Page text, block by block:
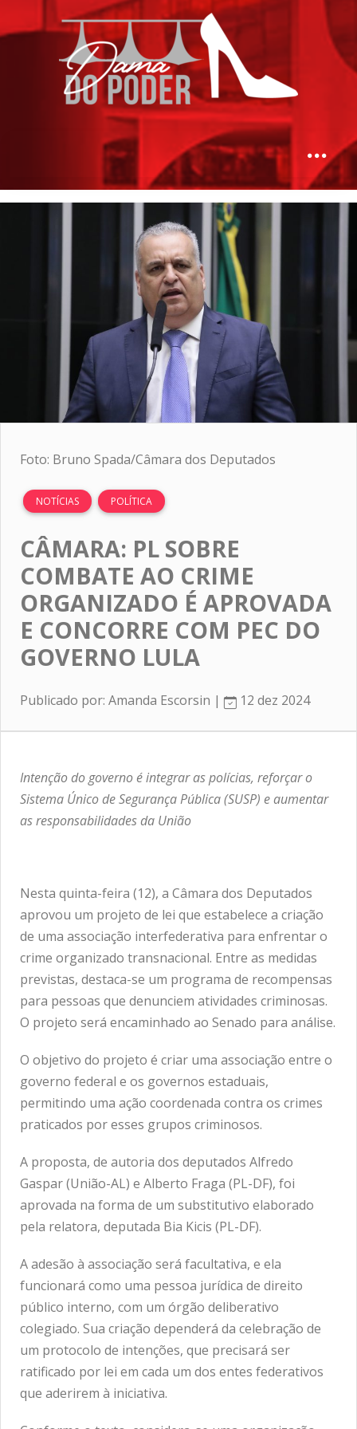
Foto: Bruno Spada/Câmara dos Deputados
NOTÍCIAS POLÍTICA
CÂMARA: PL SOBRE
COMBATE AO CRIME
ORGANIZADO É APROVADA
E CONCORRE COM PEC DO
GOVERNO LULA
Publicado por: Amanda Escorsin | 12 dez 2024
Intenção do governo é integrar as polícias, reforçar o
Sistema Único de Segurança Pública (SUSP) e aumentar
as responsabilidades da União
Nesta quinta-feira (12), a Câmara dos Deputados
aprovou um projeto de lei que estabelece a criação
de uma associação interfederativa para enfrentar o
crime organizado transnacional. Entre as medidas
previstas, destaca-se um programa de recompensas
para pessoas que denunciem atividades criminosas.
O projeto será encaminhado ao Senado para análise.
O objetivo do projeto é criar uma associação entre o
governo federal e os governos estaduais,
permitindo uma ação coordenada contra os crimes
praticados por esses grupos criminosos.
A proposta, de autoria dos deputados Alfredo
Gaspar (União-AL) e Alberto Fraga (PL-DF), foi
aprovada na forma de um substitutivo elaborado
pela relatora, deputada Bia Kicis (PL-DF).
A adesão à associação será facultativa, e ela
funcionará como uma pessoa jurídica de direito
público interno, com um órgão deliberativo
colegiado. Sua criação dependerá da celebração de
um protocolo de intenções, que precisará ser
ratificado por lei em cada um dos entes federativos
que aderirem à iniciativa.